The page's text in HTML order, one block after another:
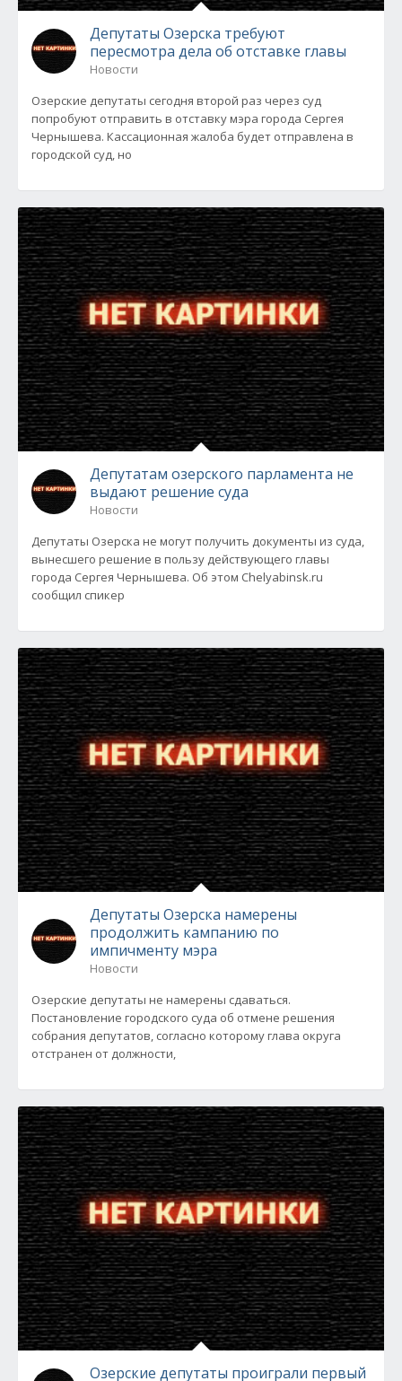
Депутаты Озерска требуют
пересмотра дела об отставке главы
Новости
Озерские депутаты сегодня второй раз через суд
попробуют отправить в отставку мэра города Сергея
Чернышева. Кассационная жалоба будет отправлена в
городской суд, но
Депутатам озерского парламента не
выдают решение суда
Новости
Депутаты Озерска не могут получить документы из суда,
вынесшего решение в пользу действующего главы
города Сергея Чернышева. Об этом Chelyabinsk.ru
сообщил спикер
Депутаты Озерска намерены
продолжить кампанию по
импичменту мэра
Новости
Озерские депутаты не намерены сдаваться.
Постановление городского суда об отмене решения
собрания депутатов, согласно которому глава округа
отстранен от должности,
Озерские депутаты проиграли первый